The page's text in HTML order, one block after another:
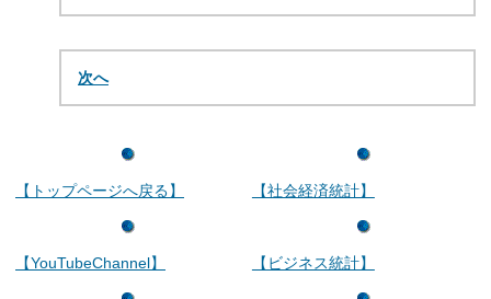
次へ
【トップページへ戻る】
【YouTubeChannel】
【社会経済統計】
【ビジネス統計】